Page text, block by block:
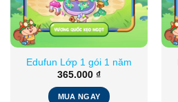
Edufun Lớp 1 gói 1 năm
365.000 ₫
MUA NGAY